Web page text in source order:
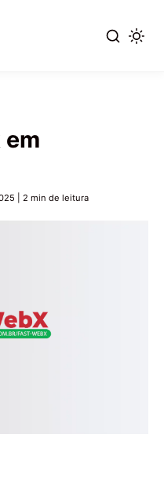
em
2 min de leitura